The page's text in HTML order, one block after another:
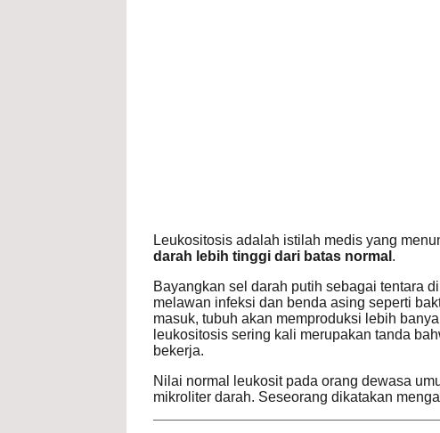
Leukositosis adalah istilah medis yang
darah lebih tinggi dari batas normal .
Bayangkan sel darah putih sebagai tentara
melawan infeksi dan benda asing seperti
masuk, tubuh akan memproduksi lebih
leukositosis sering kali merupakan tanda
bekerja.
Nilai normal leukosit pada orang dewasa
mikroliter darah. Seseorang dikatakan